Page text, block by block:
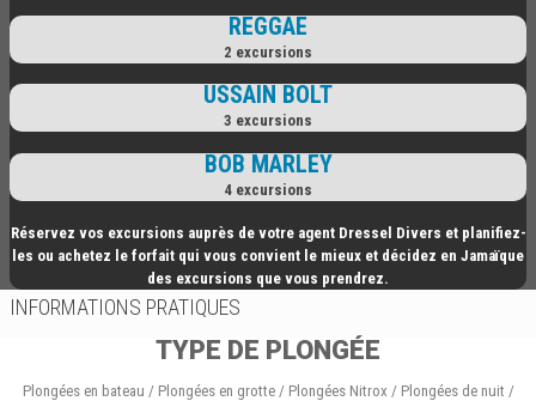
REGGAE
2 excursions
USSAIN BOLT
3 excursions
BOB MARLEY
4 excursions
Réservez vos excursions auprès de votre agent Dressel Divers et planifiez-
les ou achetez le forfait qui vous convient le mieux et décidez en Jamaïque
des excursions que vous prendrez.
INFORMATIONS PRATIQUES
TYPE DE PLONGÉE
Plongées en bateau / Plongées en grotte / Plongées Nitrox / Plongées de nuit /